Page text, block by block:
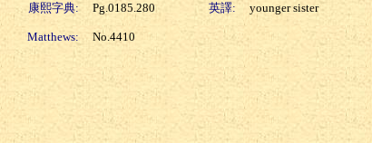
康熙字典: Pg.0185.280 英譯: younger sister
Matthews: No.4410